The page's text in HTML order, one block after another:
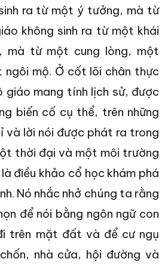
ra từ một ý tưởng, mà từ
không sinh ra từ một khái
mà từ một cung lòng, một
mộ. Ở cốt lõi chân thực
giáo mang tính lịch sử, được
biến cố cụ thể, trên những
và lời nói được phát ra trong
thời đại và một môi trường
điều khảo cổ học khám phá
Nó nhắc nhở chúng ta rằng
để nói bằng ngôn ngữ con
trên mặt đất và để cư ngụ
nhà cửa, hội đường và